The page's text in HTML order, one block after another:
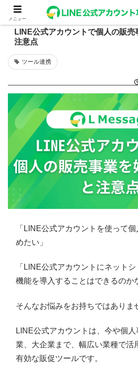
LINE公式アカウントで個人の販売
注意点
ツール連携
「LINE公式アカウントを使って
めたい」
「LINE公式アカウントにネット
機能を導入することはできるのか
そんなお悩みをお持ちではありま
LINE公式アカウントは、今や個
業、大企業まで、幅広い業種で活
有効な販促ツールです。
メニュー